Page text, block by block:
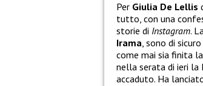
Per Giulia De Lellis
tutto, con una
storie di Instagram.
Irama, sono di
come mai sia finita
nella serata di ieri la
accaduto. Ha